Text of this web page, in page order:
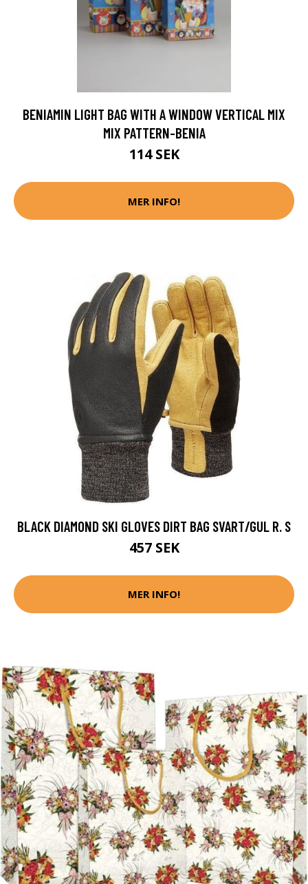
BENIAMIN LIGHT BAG WITH A WINDOW VERTICAL MIX
MIX PATTERN-BENIA
114 SEK
MER INFO!
BLACK DIAMOND SKI GLOVES DIRT BAG SVART/GUL R. S
457 SEK
MER INFO!